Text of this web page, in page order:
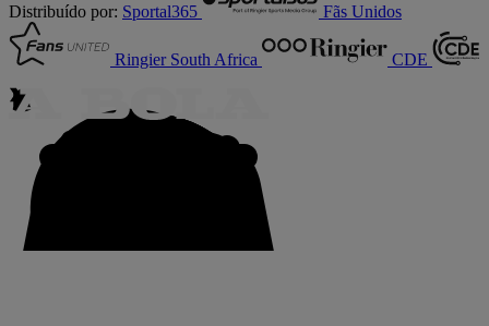
Distribuído por: Sportal365 Fãs Unidos
Ringier South Africa CDE